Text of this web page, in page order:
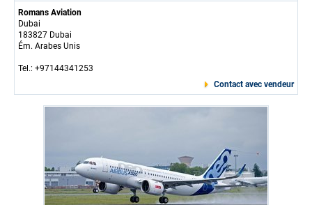
Romans Aviation
Dubai
183827 Dubai
Ém. Arabes Unis
Tel.: +97144341253
Contact avec vendeur